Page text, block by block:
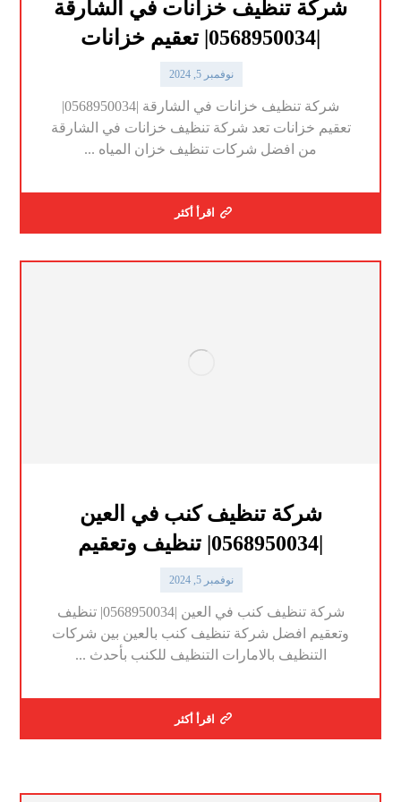
شركة تنظيف خزانات في الشارقة
|0568950034| تعقيم خزانات
نوفمبر 5, 2024
شركة تنظيف خزانات في الشارقة |0568950034|
تعقيم خزانات تعد شركة تنظيف خزانات في الشارقة
من افضل شركات تنظيف خزان المياه ...
اقرأ أكثر
شركة تنظيف كنب في العين
نوفمبر 5, 2024
شركة تنظيف كنب في العين |0568950034| تنظيف
وتعقيم افضل شركة تنظيف كنب بالعين بين شركات
التنظيف بالامارات التنظيف للكنب بأحدث ...
اقرأ أكثر